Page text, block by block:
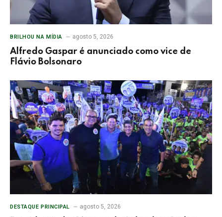
BRILHOU NA MÍDIA agosto 5, 2026
Alfredo Gaspar é anunciado como vice de
Flávio Bolsonaro
DESTAQUE PRINCIPAL agosto 5, 2026